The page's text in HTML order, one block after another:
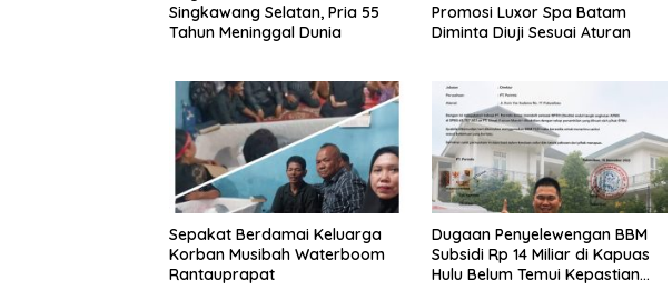
Singkawang Selatan, Pria 55
Tahun Meninggal Dunia
Promosi Luxor Spa Batam
Diminta Diuji Sesuai Aturan
Sepakat Berdamai Keluarga
Korban Musibah Waterboom
Rantauprapat
Dugaan Penyelewengan BBM
Subsidi Rp 14 Miliar di Kapuas
Hulu Belum Temui Kepastian